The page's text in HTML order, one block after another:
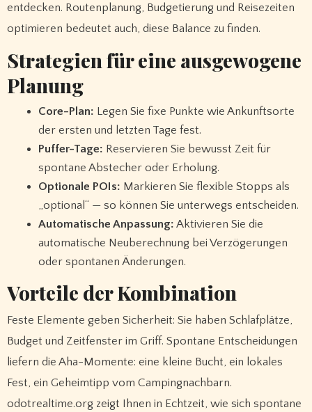
entdecken. Routenplanung, Budgetierung und Reisezeiten
optimieren bedeutet auch, diese Balance zu finden.
Strategien für eine ausgewogene
Planung
Core-Plan: Legen Sie fixe Punkte wie Ankunftsorte
der ersten und letzten Tage fest.
Puffer-Tage: Reservieren Sie bewusst Zeit für
spontane Abstecher oder Erholung.
Optionale POIs: Markieren Sie flexible Stopps als
„optional“ — so können Sie unterwegs entscheiden.
Automatische Anpassung: Aktivieren Sie die
automatische Neuberechnung bei Verzögerungen
oder spontanen Änderungen.
Vorteile der Kombination
Feste Elemente geben Sicherheit: Sie haben Schlafplätze,
Budget und Zeitfenster im Griff. Spontane Entscheidungen
liefern die Aha-Momente: eine kleine Bucht, ein lokales
Fest, ein Geheimtipp vom Campingnachbarn.
odotrealtime.org zeigt Ihnen in Echtzeit, wie sich spontane